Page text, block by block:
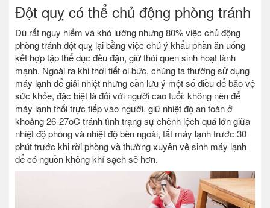
Đột quỵ có thể chủ động phòng tránh
Dù rất nguy hiểm và khó lường nhưng 80% việc chủ động
phòng tránh đột quỵ lại bằng việc chú ý khẩu phần ăn uống
kết hợp tập thể dục đều đặn, giữ thói quen sinh hoạt lành
mạnh. Ngoài ra khi thời tiết oi bức, chúng ta thường sử dụng
máy lạnh để giải nhiệt nhưng cần lưu ý một số điều để bảo vệ
sức khỏe, đặc biệt là đối với người cao tuổi: không nên để
máy lạnh thổi trực tiếp vào người, giữ nhiệt độ an toàn ở
khoảng 26-27oC tránh tình trạng sự chênh lệch quá lớn giữa
nhiệt độ phòng và nhiệt độ bên ngoài, tắt máy lạnh trước 30
phút trước khi rời phòng và thường xuyên vệ sinh máy lạnh
để có nguồn không khí sạch sẽ hơn.